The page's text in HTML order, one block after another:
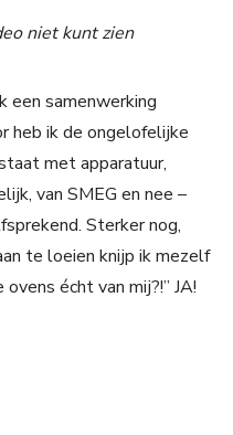
niet kunt zien
een samenwerking
heb ik de ongelofelijke
met apparatuur,
van SMEG en nee –
Sterker nog,
te loeien knijp ik mezelf
écht van mij?!” JA!